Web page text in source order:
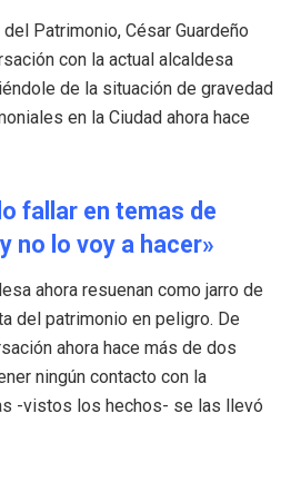
Patrimonio, César Guardeño
con la actual alcaldesa
de la situación de gravedad
en la Ciudad ahora hace
fallar en temas de
no lo voy a hacer»
ahora resuenan como jarro de
del patrimonio en peligro. De
ahora hace más de dos
ningún contacto con la
-vistos los hechos- se las llevó